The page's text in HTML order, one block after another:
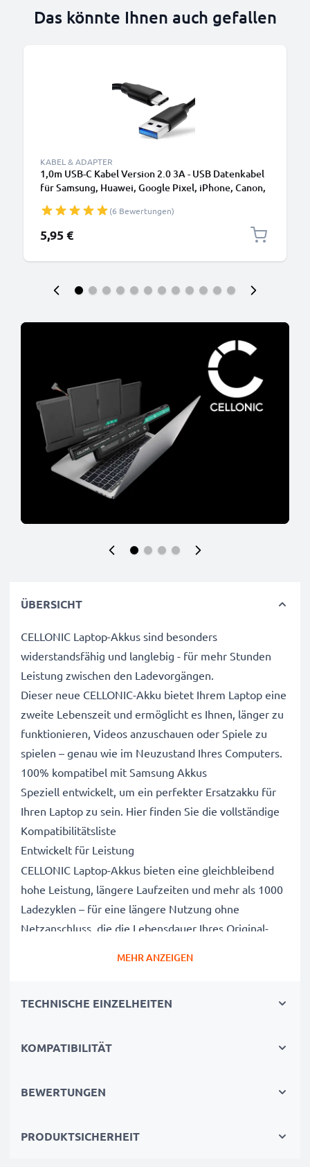
Das könnte Ihnen auch gefallen
KABEL & ADAPTER
1,0m USB-C Kabel Version 2.0 3A - USB Datenkabel
für Samsung, Huawei, Google Pixel, iPhone, Canon,
(6 Bewertungen)
5,95 €
ÜBERSICHT
CELLONIC Laptop-Akkus sind besonders
widerstandsfähig und langlebig - für mehr Stunden
Leistung zwischen den Ladevorgängen.
Dieser neue CELLONIC-Akku bietet Ihrem Laptop eine
zweite Lebenszeit und ermöglicht es Ihnen, länger zu
funktionieren, Videos anzuschauen oder Spiele zu
spielen – genau wie im Neuzustand Ihres Computers.
100% kompatibel mit Samsung Akkus
Speziell entwickelt, um ein perfekter Ersatzakku für
Ihren Laptop zu sein. Hier finden Sie die vollständige
Kompatibilitätsliste
Entwickelt für Leistung
CELLONIC Laptop-Akkus bieten eine gleichbleibend
hohe Leistung, längere Laufzeiten und mehr als 1000
Ladezyklen – für eine längere Nutzung ohne
Netzanschluss, die die Lebensdauer Ihres Original-
getestet, um ein optimales Sicherheitsniveau zu
Kurzschluss-, Überhitzungs- und
Standards – deshalb erhalten Sie eine 36-monatige
MEHR ANZEIGEN
TECHNISCHE EINZELHEITEN
KOMPATIBILITÄT
BEWERTUNGEN
PRODUKTSICHERHEIT